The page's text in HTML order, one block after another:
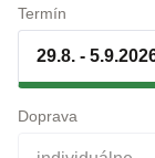
29.8. - 5.9.2026
individuálne